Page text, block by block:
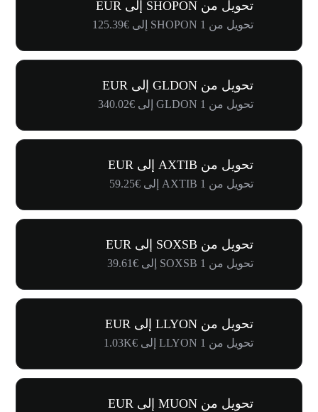
تحويل من SHOPON إلى EUR
تحويل من 1 SHOPON إلى €125.39
تحويل من GLDON إلى EUR
تحويل من 1 GLDON إلى €340.02
تحويل من AXTIB إلى EUR
تحويل من 1 AXTIB إلى €59.25
تحويل من SOXSB إلى EUR
تحويل من 1 SOXSB إلى €39.61
تحويل من LLYON إلى EUR
تحويل من 1 LLYON إلى €1.03K
تحويل من MUON إلى EUR